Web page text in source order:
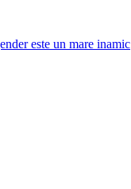
este un mare inamic